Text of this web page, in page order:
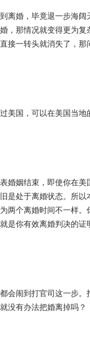
离婚，毕竟退一步海阔
，那情况就变得更为复
接一转头就消失了，那
美国，可以在美国当地
婚姻结束，即使你在美
是处于离婚状态。所以
两个离婚时间不一样。
是你有效离婚判决的证
会闹到打官司这一步。
就没有办法把婚离掉